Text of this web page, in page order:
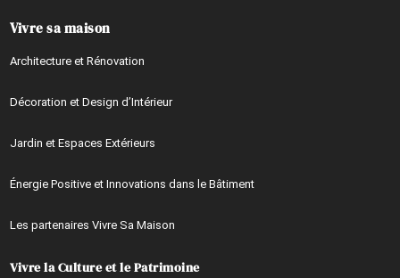
Vivre sa maison
Architecture et Rénovation
Décoration et Design d’Intérieur
Jardin et Espaces Extérieurs
Énergie Positive et Innovations dans le Bâtiment
Les partenaires Vivre Sa Maison
Vivre la Culture et le Patrimoine